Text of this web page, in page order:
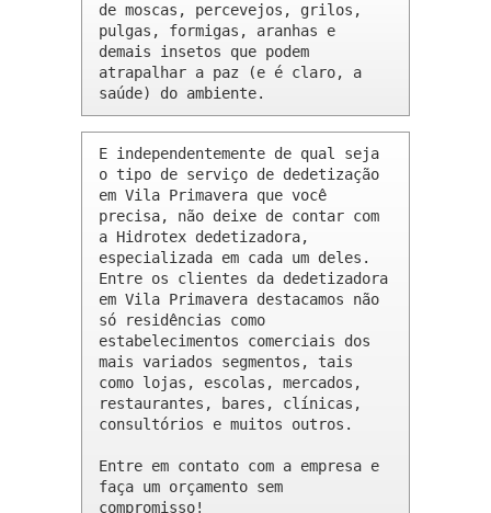
de moscas, percevejos, grilos,
pulgas, formigas, aranhas e
demais insetos que podem
atrapalhar a paz (e é claro, a
saúde) do ambiente.
E independentemente de qual seja
o tipo de serviço de dedetização
em Vila Primavera que você
precisa, não deixe de contar com
a Hidrotex dedetizadora,
especializada em cada um deles.
Entre os clientes da dedetizadora
em Vila Primavera destacamos não
só residências como
estabelecimentos comerciais dos
mais variados segmentos, tais
como lojas, escolas, mercados,
restaurantes, bares, clínicas,
consultórios e muitos outros.
Entre em contato com a empresa e
faça um orçamento sem
compromisso!